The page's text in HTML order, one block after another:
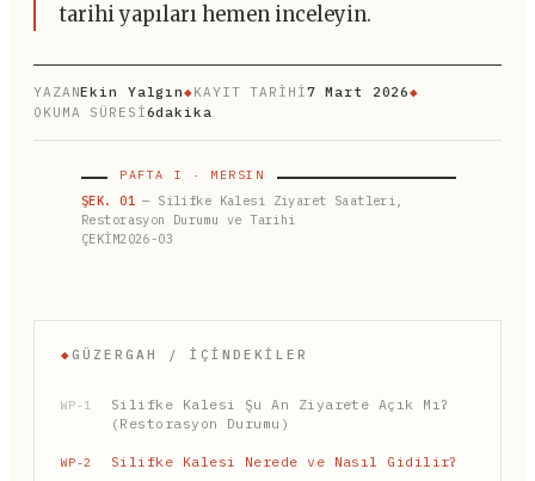
tarihi yapıları hemen inceleyin.
YAZANEkin Yalgın◆KAYIT TARİHİ7 Mart 2026◆
OKUMA SÜRESİ6dakika
PAFTA I · MERSIN
ŞEK. 01 — Silifke Kalesi Ziyaret Saatleri,
Restorasyon Durumu ve Tarihi
ÇEKİM2026-03
◆ GÜZERGAH / İÇINDEKILER
WP-1
Silifke Kalesi Şu An Ziyarete Açık Mı?
(Restorasyon Durumu)
WP-2 Silifke Kalesi Nerede ve Nasıl Gidilir?